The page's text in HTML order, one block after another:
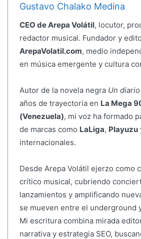
Gustavo Chalako Medina
CEO de Arepa Volátil, locutor,
redactor musical. Fundador y
ArepaVolatil.com, medio
en música emergente y cultura
Autor de la novela negra Un
años de trayectoria en La Mega
(Venezuela), mi voz ha formado
de marcas como LaLiga, Playuzu
internacionales.
Desde Arepa Volátil ejerzo como
crítico musical, cubriendo
lanzamientos y amplificando
se mueven entre el underground
Mi escritura combina mirada
narrativa y estrategia SEO,